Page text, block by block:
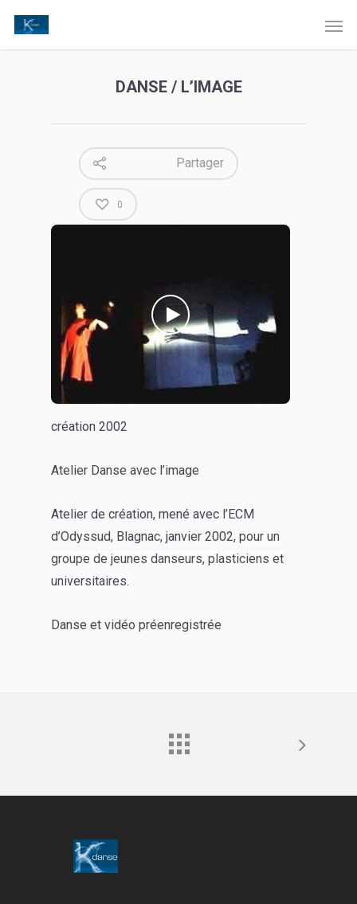
DANSE / L’IMAGE
Partager
0
création 2002
Atelier Danse avec l’image
Atelier de création, mené avec l’ECM
d’Odyssud, Blagnac, janvier 2002, pour un
groupe de jeunes danseurs, plasticiens et
universitaires.
Danse et vidéo préenregistrée